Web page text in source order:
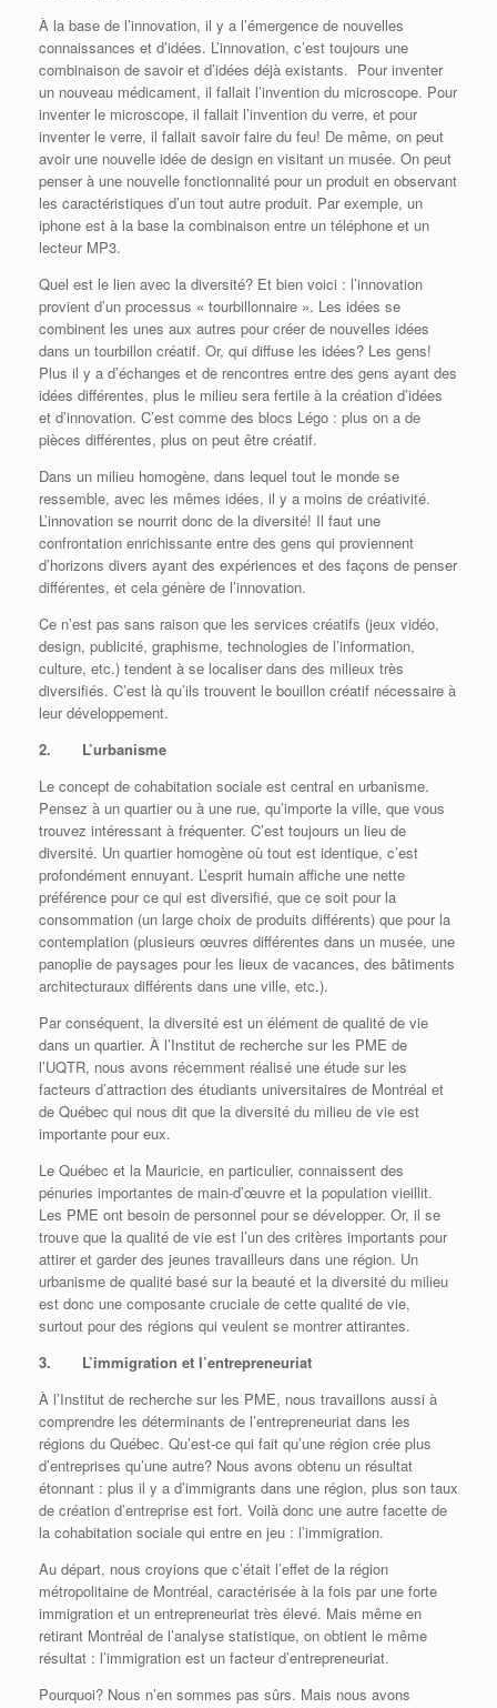
À la base de l’innovation, il y a l’émergence de nouvelles
connaissances et d’idées. L’innovation, c’est toujours une
combinaison de savoir et d’idées déjà existants. Pour inventer
un nouveau médicament, il fallait l’invention du microscope. Pour
inventer le microscope, il fallait l’invention du verre, et pour
inventer le verre, il fallait savoir faire du feu! De même, on peut
avoir une nouvelle idée de design en visitant un musée. On peut
penser à une nouvelle fonctionnalité pour un produit en observant
les caractéristiques d’un tout autre produit. Par exemple, un
iphone est à la base la combinaison entre un téléphone et un
lecteur MP3.
Quel est le lien avec la diversité? Et bien voici : l’innovation
provient d’un processus « tourbillonnaire ». Les idées se
combinent les unes aux autres pour créer de nouvelles idées
dans un tourbillon créatif. Or, qui diffuse les idées? Les gens!
Plus il y a d’échanges et de rencontres entre des gens ayant des
idées différentes, plus le milieu sera fertile à la création d’idées
et d’innovation. C’est comme des blocs Légo : plus on a de
pièces différentes, plus on peut être créatif.
Dans un milieu homogène, dans lequel tout le monde se
ressemble, avec les mêmes idées, il y a moins de créativité.
L’innovation se nourrit donc de la diversité! Il faut une
confrontation enrichissante entre des gens qui proviennent
d’horizons divers ayant des expériences et des façons de penser
différentes, et cela génère de l’innovation.
Ce n’est pas sans raison que les services créatifs (jeux vidéo,
design, publicité, graphisme, technologies de l’information,
culture, etc.) tendent à se localiser dans des milieux très
diversifiés. C’est là qu’ils trouvent le bouillon créatif nécessaire à
leur développement.
2. L’urbanisme
Le concept de cohabitation sociale est central en urbanisme.
Pensez à un quartier ou à une rue, qu’importe la ville, que vous
trouvez intéressant à fréquenter. C’est toujours un lieu de
diversité. Un quartier homogène où tout est identique, c’est
profondément ennuyant. L’esprit humain affiche une nette
préférence pour ce qui est diversifié, que ce soit pour la
consommation (un large choix de produits différents) que pour la
contemplation (plusieurs œuvres différentes dans un musée, une
panoplie de paysages pour les lieux de vacances, des bâtiments
architecturaux différents dans une ville, etc.).
Par conséquent, la diversité est un élément de qualité de vie
dans un quartier. À l’Institut de recherche sur les PME de
l’UQTR, nous avons récemment réalisé une étude sur les
facteurs d’attraction des étudiants universitaires de Montréal et
de Québec qui nous dit que la diversité du milieu de vie est
importante pour eux.
Le Québec et la Mauricie, en particulier, connaissent des
pénuries importantes de main-d’œuvre et la population vieillit.
Les PME ont besoin de personnel pour se développer. Or, il se
trouve que la qualité de vie est l’un des critères importants pour
attirer et garder des jeunes travailleurs dans une région. Un
urbanisme de qualité basé sur la beauté et la diversité du milieu
est donc une composante cruciale de cette qualité de vie,
surtout pour des régions qui veulent se montrer attirantes.
3. L’immigration et l’entrepreneuriat
À l’Institut de recherche sur les PME, nous travaillons aussi à
comprendre les déterminants de l’entrepreneuriat dans les
régions du Québec. Qu’est-ce qui fait qu’une région crée plus
d’entreprises qu’une autre? Nous avons obtenu un résultat
étonnant : plus il y a d’immigrants dans une région, plus son taux
de création d’entreprise est fort. Voilà donc une autre facette de
la cohabitation sociale qui entre en jeu : l’immigration.
Au départ, nous croyions que c’était l’effet de la région
métropolitaine de Montréal, caractérisée à la fois par une forte
immigration et un entrepreneuriat très élevé. Mais même en
retirant Montréal de l’analyse statistique, on obtient le même
résultat : l’immigration est un facteur d’entrepreneuriat.
Pourquoi? Nous n’en sommes pas sûrs. Mais nous avons